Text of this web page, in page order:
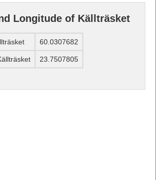
Longitude of Källträsket
60.0307682
23.7507805